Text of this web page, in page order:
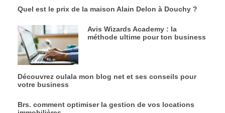
Quel est le prix de la maison Alain Delon à Douchy ?
Avis Wizards Academy : la
méthode ultime pour ton business
Découvrez oulala mon blog net et ses conseils pour
votre business
Brs. comment optimiser la gestion de vos locations